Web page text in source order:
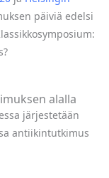
päiviä edelsi
alalla
järjestetään
antiikintutkimus